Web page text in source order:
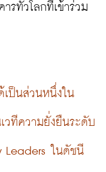
รทั่วโลกที่เข้าร่วม
เป็นส่วนหนึ่งใน
วทีความยั่งยืนระดับ
Leaders ในดัชนี